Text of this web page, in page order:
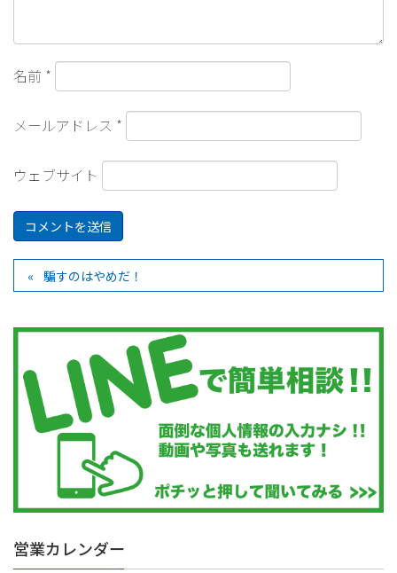
名前 *
メールアドレス *
ウェブサイト
騙すのはやめだ！
営業カレンダー